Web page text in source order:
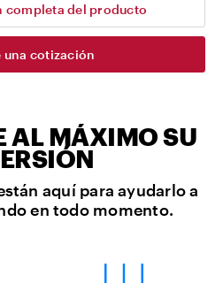
completa del producto
una cotización
AL MÁXIMO SU
aquí para ayudarlo a
en todo momento.